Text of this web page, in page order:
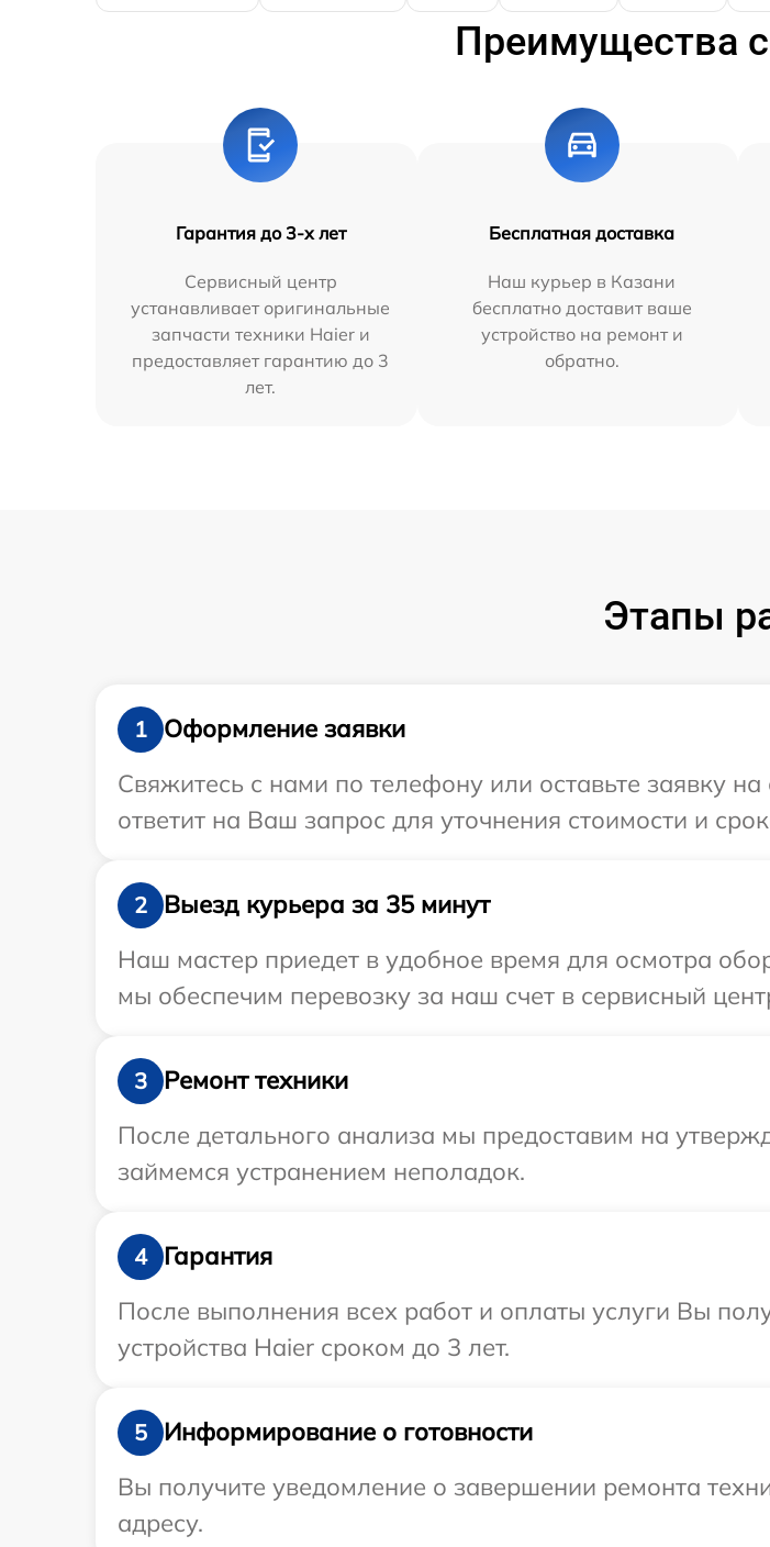
Преимущества
Гарантия до 3-х лет
Сервисный центр
устанавливает оригинальные
запчасти техники Haier и
предоставляет гарантию до 3
лет.
Бесплатная доставка
Наш курьер в Казани
бесплатно доставит ваше
устройство на ремонт и
обратно.
Этапы
1
Оформление заявки
Свяжитесь с нами по телефону или оставьте заявку
ответит на Ваш запрос для уточнения стоимости и
2
Выезд курьера за 35 минут
Наш мастер приедет в удобное время для осмотра
мы обеспечим перевозку за наш счет в сервисный
3
Ремонт техники
После детального анализа мы предоставим на
займемся устранением неполадок.
4
Гарантия
После выполнения всех работ и оплаты услуги Вы
устройства Haier сроком до 3 лет.
5
Информирование о готовности
Вы получите уведомление о завершении ремонта
адресу.